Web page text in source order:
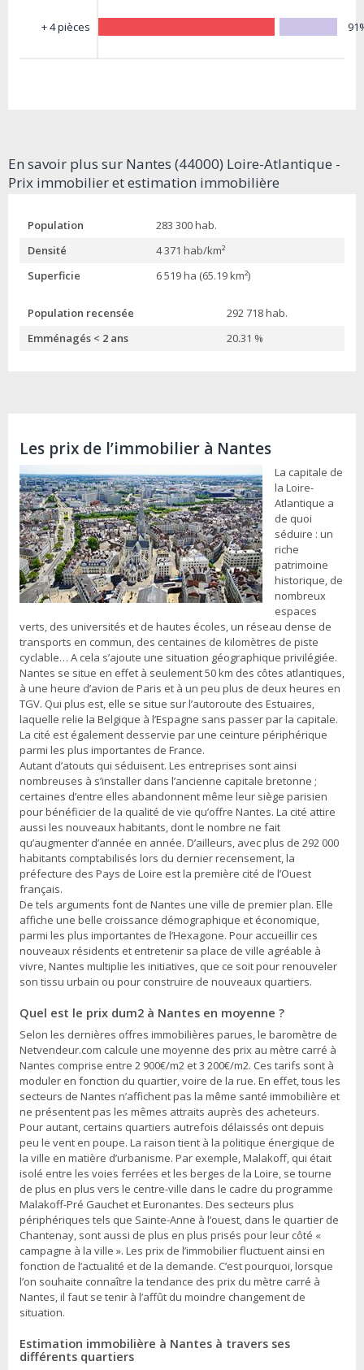
+ 4 pièces
En savoir plus sur Nantes (44000) Loire-Atlantique -
Prix immobilier et estimation immobilière
Population
283 300 hab.
Densité
4 371 hab/km²
Superficie
6 519 ha (65.19 km²)
Population recensée
292 718 hab.
Emménagés < 2 ans
20.31 %
Les prix de l’immobilier à Nantes
La capitale de
la Loire-
Atlantique a
de quoi
séduire : un
riche
patrimoine
historique, de
nombreux
espaces
verts, des universités et de hautes écoles, un réseau dense de
transports en commun, des centaines de kilomètres de piste
cyclable… A cela s’ajoute une situation géographique privilégiée.
Nantes se situe en effet à seulement 50 km des côtes atlantiques,
à une heure d’avion de Paris et à un peu plus de deux heures en
TGV. Qui plus est, elle se situe sur l’autoroute des Estuaires,
laquelle relie la Belgique à l’Espagne sans passer par la capitale.
La cité est également desservie par une ceinture périphérique
parmi les plus importantes de France.
Autant d’atouts qui séduisent. Les entreprises sont ainsi
nombreuses à s’installer dans l’ancienne capitale bretonne ;
certaines d’entre elles abandonnent même leur siège parisien
pour bénéficier de la qualité de vie qu’offre Nantes. La cité attire
aussi les nouveaux habitants, dont le nombre ne fait
qu’augmenter d’année en année. D’ailleurs, avec plus de 292 000
habitants comptabilisés lors du dernier recensement, la
préfecture des Pays de Loire est la première cité de l’Ouest
français.
De tels arguments font de Nantes une ville de premier plan. Elle
affiche une belle croissance démographique et économique,
parmi les plus importantes de l’Hexagone. Pour accueillir ces
nouveaux résidents et entretenir sa place de ville agréable à
vivre, Nantes multiplie les initiatives, que ce soit pour renouveler
son tissu urbain ou pour construire de nouveaux quartiers.
Quel est le prix dum2 à Nantes en moyenne ?
Selon les dernières offres immobilières parues, le baromètre de
Netvendeur.com calcule une moyenne des prix au mètre carré à
Nantes comprise entre 2 900€/m2 et 3 200€/m2. Ces tarifs sont à
moduler en fonction du quartier, voire de la rue. En effet, tous les
secteurs de Nantes n’affichent pas la même santé immobilière et
ne présentent pas les mêmes attraits auprès des acheteurs.
Pour autant, certains quartiers autrefois délaissés ont depuis
peu le vent en poupe. La raison tient à la politique énergique de
la ville en matière d’urbanisme. Par exemple, Malakoff, qui était
isolé entre les voies ferrées et les berges de la Loire, se tourne
de plus en plus vers le centre-ville dans le cadre du programme
Malakoff-Pré Gauchet et Euronantes. Des secteurs plus
périphériques tels que Sainte-Anne à l’ouest, dans le quartier de
Chantenay, sont aussi de plus en plus prisés pour leur côté «
campagne à la ville ». Les prix de l’immobilier fluctuent ainsi en
fonction de l’actualité et de la demande. C’est pourquoi, lorsque
l’on souhaite connaître la tendance des prix du mètre carré à
Nantes, il faut se tenir à l’affût du moindre changement de
situation.
Estimation immobilière à Nantes à travers ses
différents quartiers